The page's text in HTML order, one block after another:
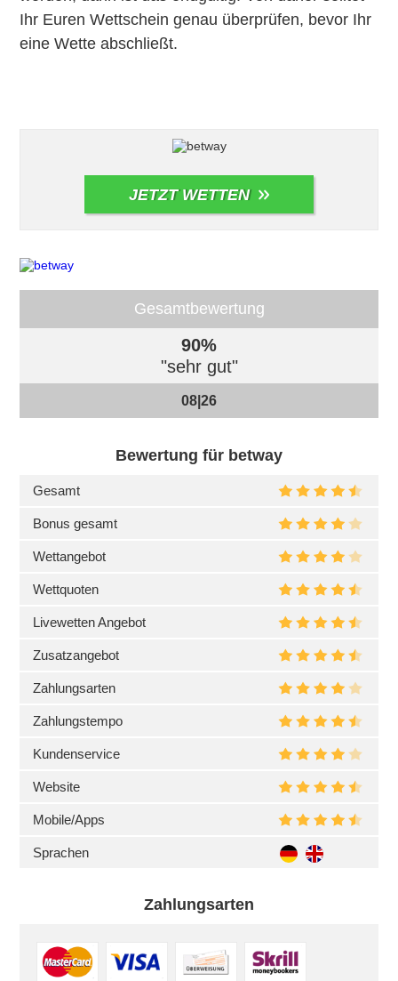
Ihr Euren Wettschein genau überprüfen, bevor Ihr
eine Wette abschließt.
JETZT WETTEN
Gesamtbewertung
90%
"sehr gut"
08|26
Bewertung für betway
Gesamt
Bonus gesamt
Wettangebot
Wettquoten
Livewetten Angebot
Zusatzangebot
Zahlungsarten
Zahlungstempo
Kundenservice
Website
Mobile/Apps
Sprachen
Zahlungsarten